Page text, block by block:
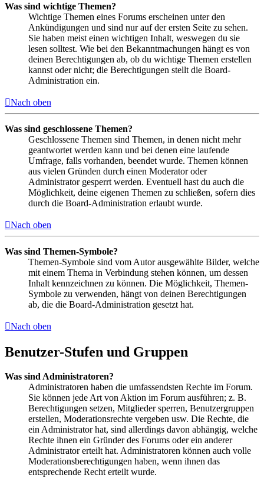
Was sind wichtige Themen?
Wichtige Themen eines Forums erscheinen unter den
Ankündigungen und sind nur auf der ersten Seite zu sehen.
Sie haben meist einen wichtigen Inhalt, weswegen du sie
lesen solltest. Wie bei den Bekanntmachungen hängt es von
deinen Berechtigungen ab, ob du wichtige Themen erstellen
kannst oder nicht; die Berechtigungen stellt die Board-
Administration ein.
Nach oben
Was sind geschlossene Themen?
Geschlossene Themen sind Themen, in denen nicht mehr
geantwortet werden kann und bei denen eine laufende
Umfrage, falls vorhanden, beendet wurde. Themen können
aus vielen Gründen durch einen Moderator oder
Administrator gesperrt werden. Eventuell hast du auch die
Möglichkeit, deine eigenen Themen zu schließen, sofern dies
durch die Board-Administration erlaubt wurde.
Nach oben
Was sind Themen-Symbole?
Themen-Symbole sind vom Autor ausgewählte Bilder, welche
mit einem Thema in Verbindung stehen können, um dessen
Inhalt kennzeichnen zu können. Die Möglichkeit, Themen-
Symbole zu verwenden, hängt von deinen Berechtigungen
ab, die die Board-Administration gesetzt hat.
Nach oben
Benutzer-Stufen und Gruppen
Was sind Administratoren?
Administratoren haben die umfassendsten Rechte im Forum.
Sie können jede Art von Aktion im Forum ausführen; z. B.
Berechtigungen setzen, Mitglieder sperren, Benutzergruppen
erstellen, Moderationsrechte vergeben usw. Die Rechte, die
ein Administrator hat, sind allerdings davon abhängig, welche
Rechte ihnen ein Gründer des Forums oder ein anderer
Administrator erteilt hat. Administratoren können auch volle
Moderationsberechtigungen haben, wenn ihnen das
entsprechende Recht erteilt wurde.